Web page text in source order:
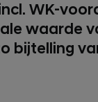
WK-
waarde
bijtelling